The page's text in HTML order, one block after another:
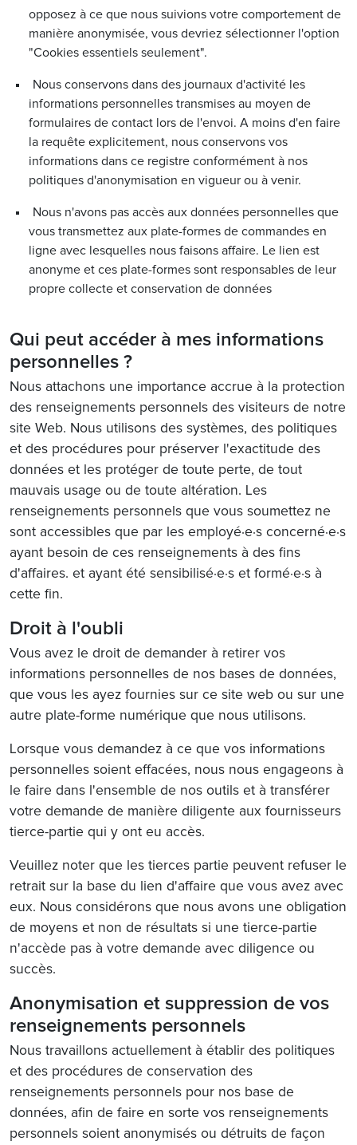
opposez à ce que nous suivions votre comportement de
manière anonymisée, vous devriez sélectionner l'option
"Cookies essentiels seulement".
Nous conservons dans des journaux d'activité les
informations personnelles transmises au moyen de
formulaires de contact lors de l'envoi. A moins d'en faire
la requête explicitement, nous conservons vos
informations dans ce registre conformément à nos
politiques d'anonymisation en vigueur ou à venir.
Nous n'avons pas accès aux données personnelles que
vous transmettez aux plate-formes de commandes en
ligne avec lesquelles nous faisons affaire. Le lien est
anonyme et ces plate-formes sont responsables de leur
propre collecte et conservation de données
Qui peut accéder à mes informations
personnelles ?
Nous attachons une importance accrue à la protection
des renseignements personnels des visiteurs de notre
site Web. Nous utilisons des systèmes, des politiques
et des procédures pour préserver l'exactitude des
données et les protéger de toute perte, de tout
mauvais usage ou de toute altération. Les
renseignements personnels que vous soumettez ne
sont accessibles que par les employé·e·s concerné·e·s
ayant besoin de ces renseignements à des fins
d'affaires. et ayant été sensibilisé·e·s et formé·e·s à
cette fin.
Droit à l'oubli
Vous avez le droit de demander à retirer vos
informations personnelles de nos bases de données,
que vous les ayez fournies sur ce site web ou sur une
autre plate-forme numérique que nous utilisons.
Lorsque vous demandez à ce que vos informations
personnelles soient effacées, nous nous engageons à
le faire dans l'ensemble de nos outils et à transférer
votre demande de manière diligente aux fournisseurs
tierce-partie qui y ont eu accès.
Veuillez noter que les tierces partie peuvent refuser le
retrait sur la base du lien d'affaire que vous avez avec
eux. Nous considérons que nous avons une obligation
de moyens et non de résultats si une tierce-partie
n'accède pas à votre demande avec diligence ou
succès.
Anonymisation et suppression de vos
renseignements personnels
Nous travaillons actuellement à établir des politiques
et des procédures de conservation des
renseignements personnels pour nos base de
données, afin de faire en sorte vos renseignements
personnels soient anonymisés ou détruits de façon